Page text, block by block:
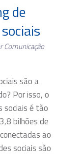
de
são a
Por isso, o
sociais é tão
bilhões de
ao
sociais são